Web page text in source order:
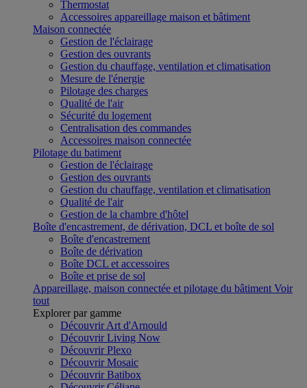
Thermostat
Accessoires appareillage maison et bâtiment
Maison connectée
Gestion de l'éclairage
Gestion des ouvrants
Gestion du chauffage, ventilation et climatisation
Mesure de l'énergie
Pilotage des charges
Qualité de l'air
Sécurité du logement
Centralisation des commandes
Accessoires maison connectée
Pilotage du batiment
Gestion de l'éclairage
Gestion des ouvrants
Gestion du chauffage, ventilation et climatisation
Qualité de l'air
Gestion de la chambre d'hôtel
Boîte d'encastrement, de dérivation, DCL et boîte de sol
Boîte d'encastrement
Boîte de dérivation
Boîte DCL et accessoires
Boîte et prise de sol
Appareillage, maison connectée et pilotage du bâtiment Voir
tout
Explorer par gamme
Découvrir Art d'Arnould
Découvrir Living Now
Découvrir Plexo
Découvrir Mosaic
Découvrir Batibox